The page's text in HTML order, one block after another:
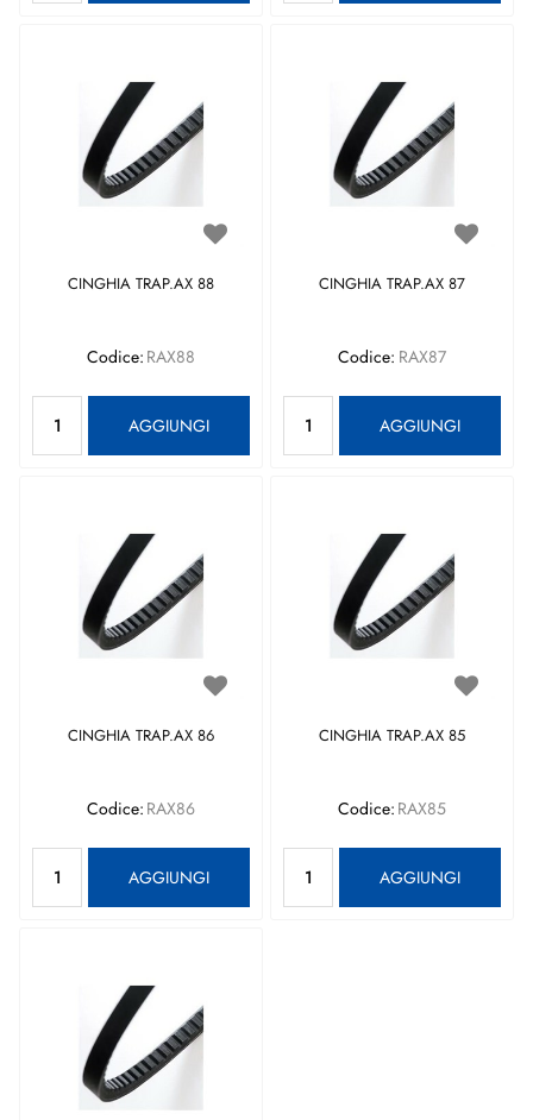
CINGHIA TRAP.AX 88
Codice: RAX88
AGGIUNGI
CINGHIA TRAP.AX 87
Codice: RAX87
AGGIUNGI
CINGHIA TRAP.AX 86
Codice: RAX86
AGGIUNGI
CINGHIA TRAP.AX 85
Codice: RAX85
AGGIUNGI